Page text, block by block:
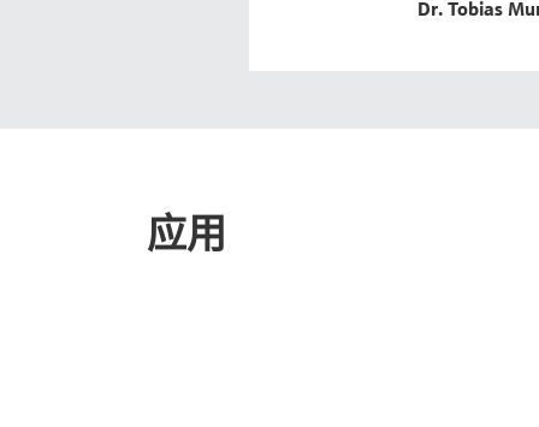
Dr. Tobias
应用